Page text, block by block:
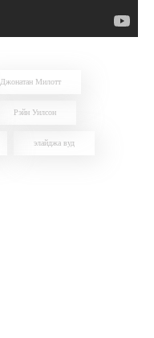
Джонатан Милотт
Рэйн Уилсон
элайджа вуд